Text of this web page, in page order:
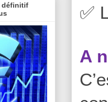
✅
A
définitif